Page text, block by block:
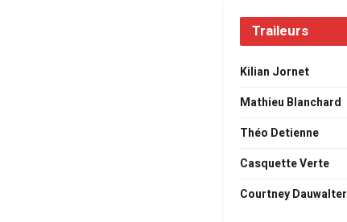
Traileurs
Kilian Jornet
Mathieu Blanchard
Théo Detienne
Casquette Verte
Courtney Dauwalter